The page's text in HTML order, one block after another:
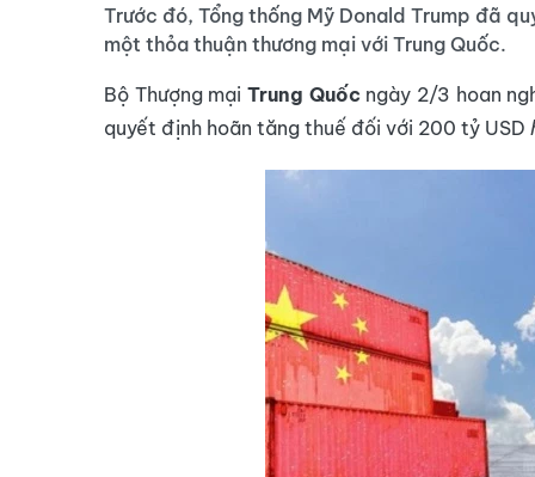
Trước đó, Tổng thống Mỹ Donald Trump đã
một thỏa thuận thương mại với Trung Quốc.
Bộ Thượng mại Trung Quốc ngày 2/3 hoan
quyết định hoãn tăng thuế đối với 200 tỷ USD